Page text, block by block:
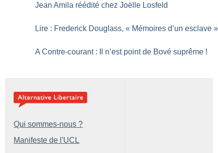
Jean Amila réédité chez Joëlle Losfeld
Lire : Frederick Douglass, « Mémoires d’un esclave »
A Contre-courant : Il n’est point de Bové suprême !
Qui sommes-nous ?
Manifeste de l'UCL